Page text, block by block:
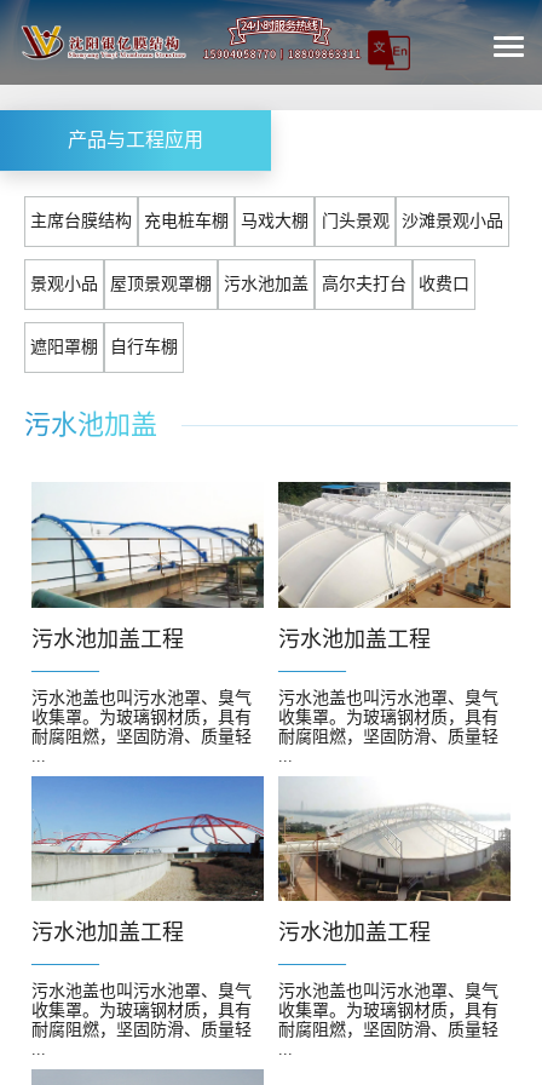
产品与工程应用
主席台膜结构 充电桩车棚 马戏大棚 门头景观 沙滩景观小品
景观小品 屋顶景观罩棚 污水池加盖 高尔夫打台 收费口
遮阳罩棚 自行车棚
污水池加盖
污水池加盖工程
————
污水池盖也叫污水池罩、臭气
收集罩。为玻璃钢材质，具有
耐腐阻燃，坚固防滑、质量轻
污水池加盖工程
————
污水池盖也叫污水池罩、臭气
收集罩。为玻璃钢材质，具有
耐腐阻燃，坚固防滑、质量轻
污水池加盖工程
————
污水池盖也叫污水池罩、臭气
收集罩。为玻璃钢材质，具有
耐腐阻燃，坚固防滑、质量轻
...
污水池加盖工程
————
污水池盖也叫污水池罩、臭气
收集罩。为玻璃钢材质，具有
耐腐阻燃，坚固防滑、质量轻
...